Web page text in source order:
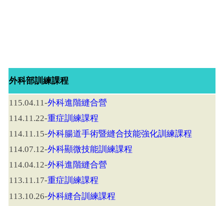
外科部訓練課程
115.04.11-外科進階縫合營
114.11.22-重症訓練課程
114.11.15-外科腸道手術暨縫合技能強化訓練課程
114.07.12-外科顯微技能訓練課程
114.04.12-外科進階縫合營
113.11.17-重症訓練課程
113.10.26-外科縫合訓練課程